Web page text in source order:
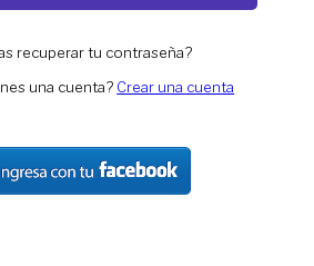
recuperar tu contraseña?
una cuenta? Crear una cuenta